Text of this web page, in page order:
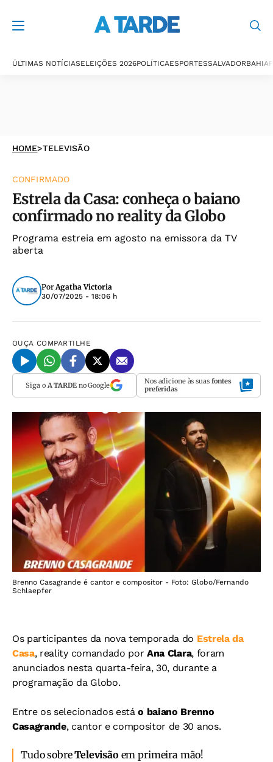
ÚLTIMAS NOTÍCIASELEIÇÕES 2026POLÍTICAESPORTESSALVADORBAHIA
HOME>TELEVISÃO
CONFIRMADO
Estrela da Casa: conheça o baiano
confirmado no reality da Globo
Programa estreia em agosto na emissora da TV
aberta
PorAgatha Victoria
30/07/2025 - 18:06 h
OUÇA COMPARTILHE
Siga o A TARDEno Google Nos adicione às suas fontes
preferidas
Brenno Casagrande é cantor e compositor - Foto: Globo/Fernando
Schlaepfer
Os participantes da nova temporada do Estrela da
Casa, reality comandado porAna Clara, foram
anunciados nesta quarta-feira, 30, durante a
programação da Globo.
Entre os selecionados estáo baiano Brenno
Casagrande, cantor e compositor de 30 anos.
Tudo sobreTelevisão em primeira mão!